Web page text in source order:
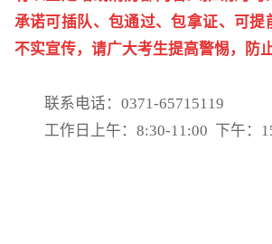
承诺可插队、包通过、包拿证、可提
不实宣传，请广大考生提高警惕，防
联系电话：0371-65715119
工作日上午：8:30-11:00 下午：